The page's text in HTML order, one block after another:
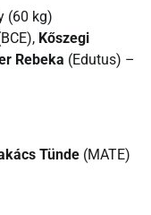
(60 kg)
Kőszegi
Rebeka (Edutus) –
Tünde (MATE)